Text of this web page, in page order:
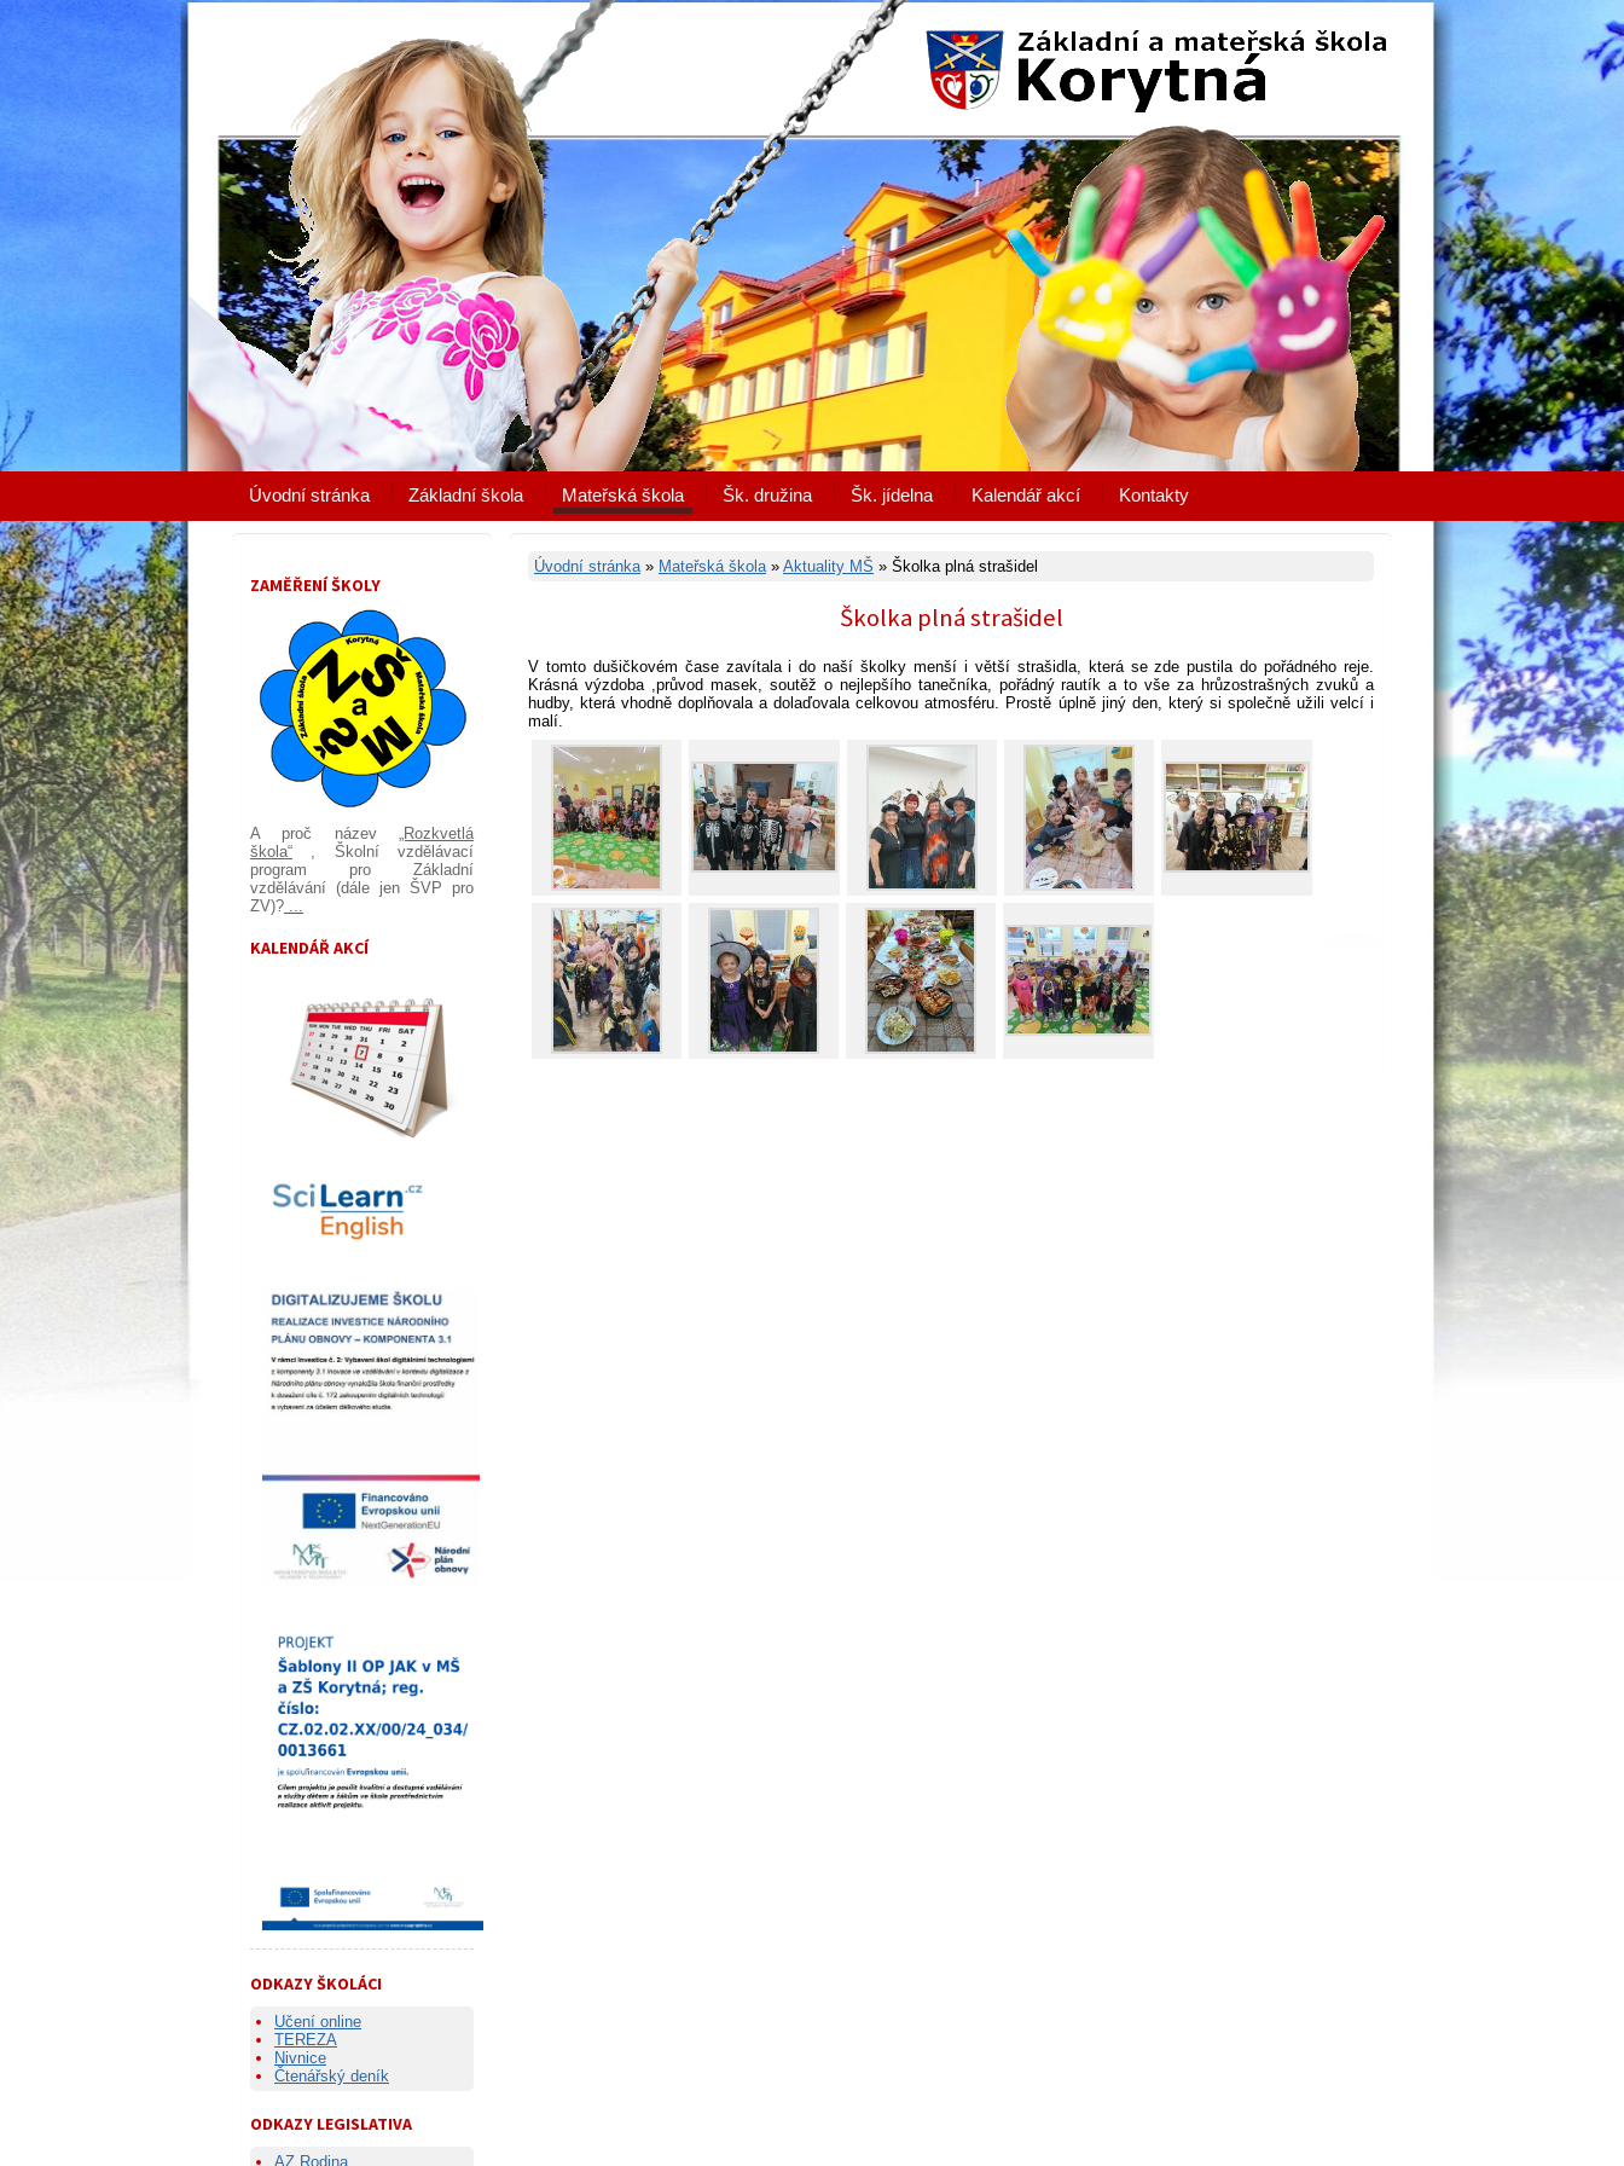
Úvodní stránka Základní škola Mateřská škola Šk. družina Šk. jídelna Kalendář akcí Kontakty
Úvodní stránka» Mateřská škola» Aktuality MŠ » Školka plná strašidel
Školka plná strašidel
V tomto dušičkovém čase zavítala i do naší školky menší i větší strašidla, která se zde pustila do pořádného reje.
Krásná výzdoba ,průvod masek, soutěž o nejlepšího tanečníka, pořádný rautík a to vše za hrůzostrašných zvuků a
hudby, která vhodně doplňovala a dolaďovala celkovou atmosféru. Prostě úplně jiný den, který si společně užili velcí i
malí.
ZAMĚŘENÍ ŠKOLY
A proč název
„Rozkvetlá
škola“ , Školní vzdělávací
program pro Základní
vzdělávání (dále jen ŠVP pro
ZV)?
KALENDÁŘ AKCÍ
ODKAZY ŠKOLÁCI
Učení online
TEREZA
Nivnice
Čtenářský deník
ODKAZY LEGISLATIVA
AZ Rodina